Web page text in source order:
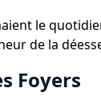
le
de la
Foyers